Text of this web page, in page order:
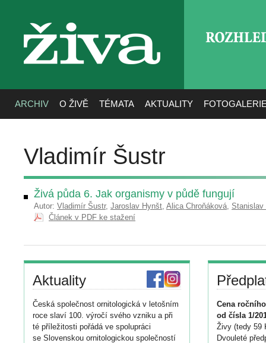
živa
ARCHIV O ŽIVĚ TÉMATA AKTUALITY
Vladimír Šustr
Živá půda 6. Jak organismy v půdě fungují
Autor: Vladimír Šustr, Jaroslav Hynšt, Alica Chroňáková, Stanislav
Článek v PDF ke stažení
Aktuality
Česká společnost ornitologická v letošním
roce slaví 100. výročí svého vzniku a při
té příležitosti pořádá ve spolupráci
se Slovenskou ornitologickou společností
Cena
od čísla 1/
Živy (tedy 59
Dvouleté